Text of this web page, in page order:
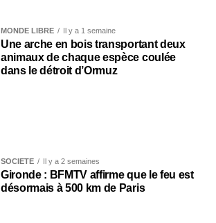
MONDE LIBRE Il y a 1 semaine
Une arche en bois transportant deux
animaux de chaque espèce coulée
dans le détroit d’Ormuz
SOCIÉTÉ Il y a 2 semaines
Gironde : BFMTV affirme que le feu est
désormais à 500 km de Paris